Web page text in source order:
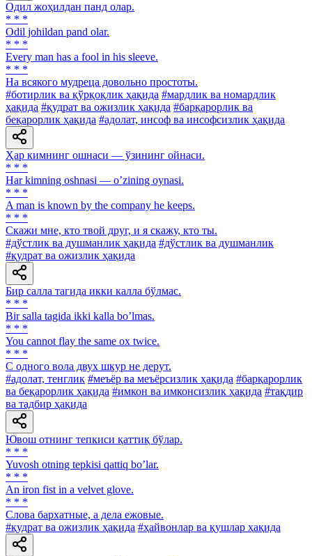
Одил жоҳилдан панд олар.
* * *
Odil johildan pand olar.
* * *
Every man has a fool in his sleeve.
* * *
На всякого мудреца довольно простоты.
#ботирлик ва қўрқоқлик ҳақида #мардлик ва номардлик
ҳақида #қудрат ва ожизлик ҳақида #барқарорлик ва
беқарорлик ҳақида #адолат, инсоф ва инсофсизлик ҳақида
Ҳар кимнинг ошнаси — ўзининг ойнаси.
* * *
Har kimning oshnasi — oʼzining oynasi.
* * *
A man is known by the company he keeps.
* * *
Скажи мне, кто твой друг, и я скажу, кто ты.
#дўстлик ва душманлик ҳақида #дўстлик ва душманлик
#қудрат ва ожизлик ҳақида
Бир салла тагида икки калла бўлмас.
* * *
Bir salla tagida ikki kalla boʼlmas.
* * *
You cannot flay the same ox twice.
* * *
С одного вола двух шкур не дерут.
#адолат, тенглик #меъёр ва меъёрсизлик ҳақида #барқарорлик
ва беқарорлик ҳақида #имкон ва имконсизлик ҳақида #тақдир
ва тадбир ҳақида
Ювош отнинг тепкиси қаттиқ бўлар.
* * *
Yuvosh otning tepkisi qattiq boʼlar.
* * *
An iron fist in a velvet glove.
* * *
Слова бархатные, а дела ежовые.
#қудрат ва ожизлик ҳақида #ҳайвонлар ва қушлар ҳақида